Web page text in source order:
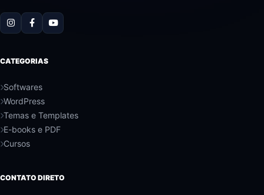
CATEGORIAS
Softwares
WordPress
Temas e Templates
E-books e PDF
Cursos
CONTATO DIRETO